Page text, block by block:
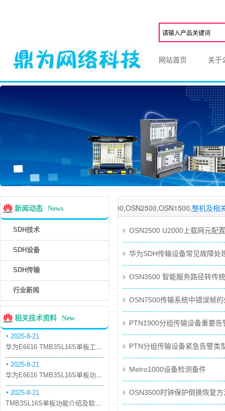
网站首页 关于
新闻动态 News
SDH技术
SDH设备
SDH传输
行业新闻
相关技术资料 New
2025-8-21
华为E6616 TMB3SL16S单板工作原理和信号流
2025-8-21
华为E6616 TMB3SL16S单板功能和机械指标
2025-8-21
TMB3SL16S单板功能介绍及软件配套
备 ,Metro1000 V3, OSN2500,OSN1500,整机及相关业务处
OSN2500 U2000上载网元配
华为SDH传输设备常见故障处
OSN3500 智能服务路径转传
OSN7500传输系统中错误帧
PTN1900分组传输设备重要告
PTN分组传输设备紧急告警类
Metro1000设备检测备件
OSN3500时钟保护倒换恢复方